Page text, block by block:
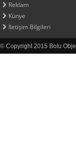
Reklam
Künye
İletişim Bilgileri
© Copyright 2015 Bolu